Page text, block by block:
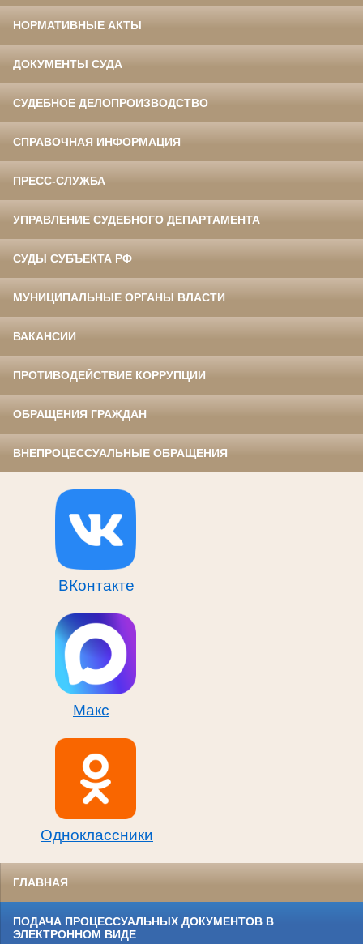
НОРМАТИВНЫЕ АКТЫ
ДОКУМЕНТЫ СУДА
СУДЕБНОЕ ДЕЛОПРОИЗВОДСТВО
СПРАВОЧНАЯ ИНФОРМАЦИЯ
ПРЕСС-СЛУЖБА
УПРАВЛЕНИЕ СУДЕБНОГО ДЕПАРТАМЕНТА
СУДЫ СУБЪЕКТА РФ
МУНИЦИПАЛЬНЫЕ ОРГАНЫ ВЛАСТИ
ВАКАНСИИ
ПРОТИВОДЕЙСТВИЕ КОРРУПЦИИ
ОБРАЩЕНИЯ ГРАЖДАН
ВНЕПРОЦЕССУАЛЬНЫЕ ОБРАЩЕНИЯ
ВКонтакте
Макс
Одноклассники
ГЛАВНАЯ
ПОДАЧА ПРОЦЕССУАЛЬНЫХ ДОКУМЕНТОВ В
ЭЛЕКТРОННОМ ВИДЕ